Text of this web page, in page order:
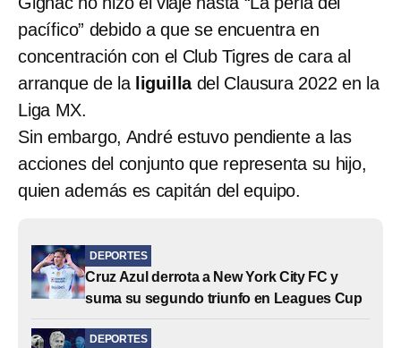
pacífico” debido a que se encuentra en
concentración con el Club Tigres de cara al
arranque de la liguilladel Clausura 2022 en la
Liga MX.
Sin embargo, André estuvo pendiente a las
acciones del conjunto que representa su hijo,
quien además es capitán del equipo.
DEPORTES
Cruz Azul derrota a New York City FC y
suma su segundo triunfo en Leagues Cup
DEPORTES